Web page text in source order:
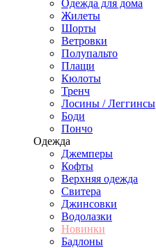
Одежда для дома
Жилеты
Шорты
Ветровки
Полупальто
Плащи
Кюлоты
Тренч
Лосины / Леггинсы
Боди
Пончо
Одежда
Джемперы
Кофты
Верхняя одежда
Свитера
Джинсовки
Водолазки
Новинки
Бадлоны